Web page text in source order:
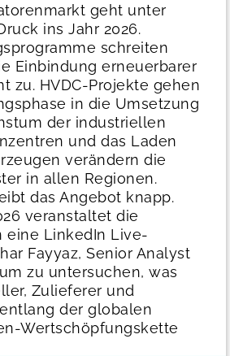
geht unter
ins Jahr 2026.
schreiten
Einbindung erneuerbarer
zu. HVDC-Projekte gehen
in die Umsetzung
der industriellen
und das Laden
verändern die
in allen Regionen.
das Angebot knapp.
veranstaltet die
eine LinkedIn Live-
Fayyaz, Senior Analyst
zu untersuchen, was
Zulieferer und
der globalen
Wertschöpfungskette